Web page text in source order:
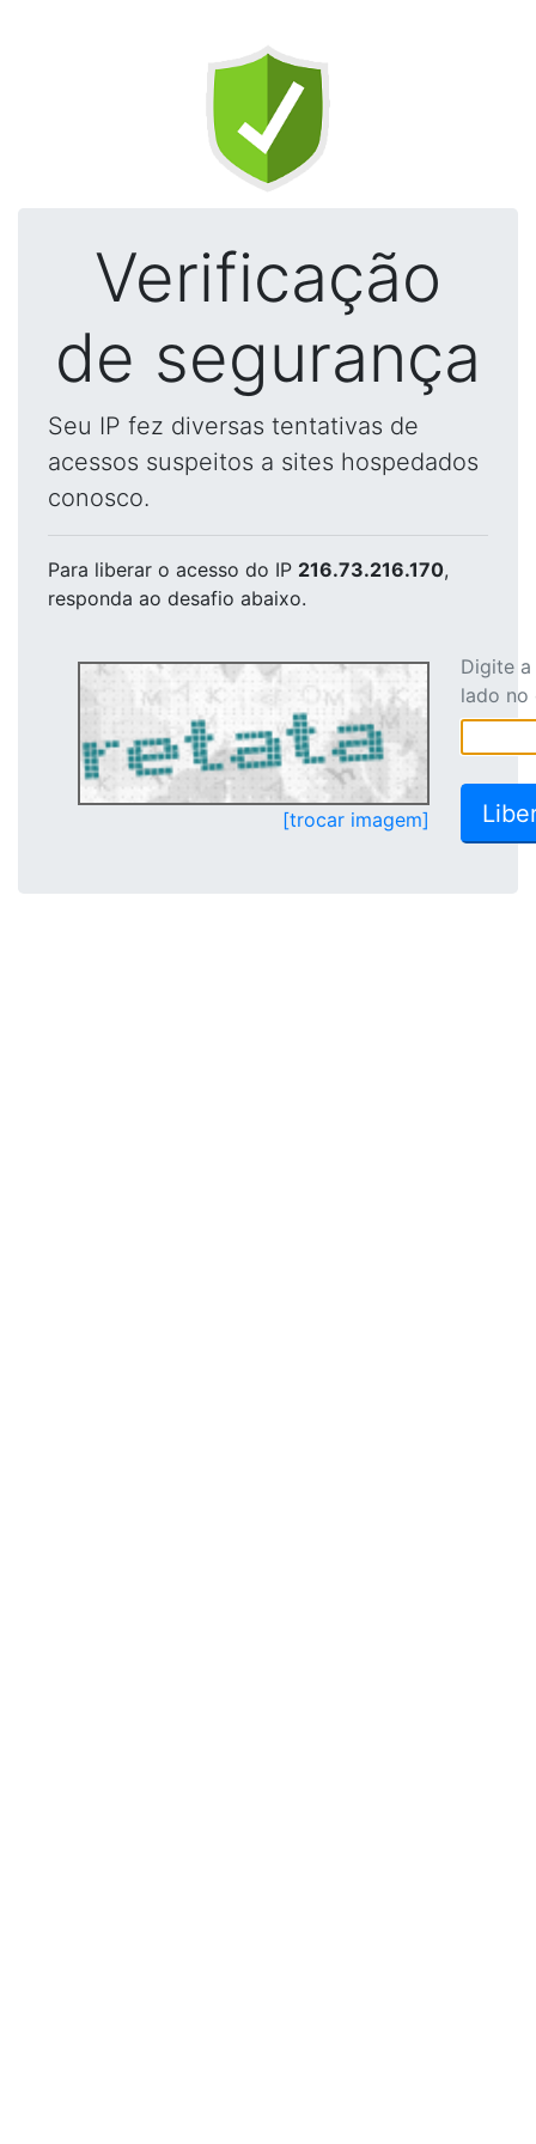
Verificação
de segurança
Seu IP fez diversas tentativas de
acessos suspeitos a sites hospedados
conosco.
Para liberar o acesso do IP 216.73.216.170,
responda ao desafio abaixo.
[trocar imagem]
Digite
lado no